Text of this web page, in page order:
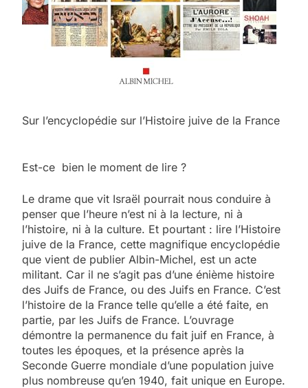
Sur l’encyclopédie sur l’Histoire juive de la France
Est-ce bien le moment de lire ?
Le drame que vit Israël pourrait nous conduire à
penser que l’heure n’est ni à la lecture, ni à
l’histoire, ni à la culture. Et pourtant : lire l’Histoire
juive de la France, cette magnifique encyclopédie
que vient de publier Albin-Michel, est un acte
militant. Car il ne s’agit pas d’une énième histoire
des Juifs de France, ou des Juifs en France. C’est
l’histoire de la France telle qu’elle a été faite, en
partie, par les Juifs de France. L’ouvrage
démontre la permanence du fait juif en France, à
toutes les époques, et la présence après la
Seconde Guerre mondiale d’une population juive
plus nombreuse qu’en 1940, fait unique en Europe.